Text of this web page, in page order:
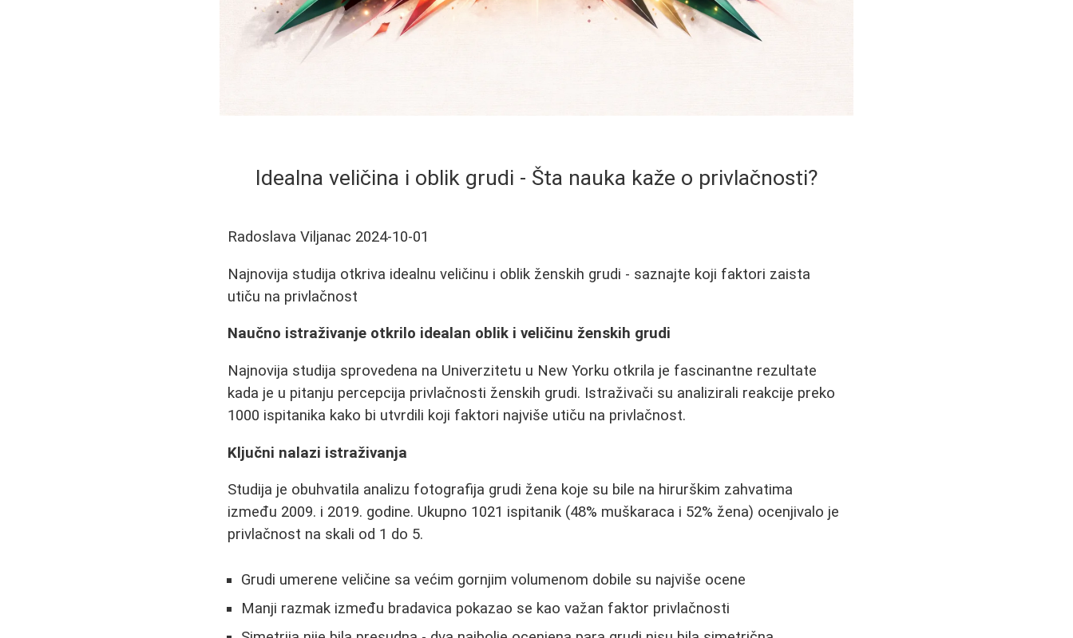
Idealna veličina i oblik grudi - Šta nauka kaže o privlačnosti?
Radoslava Viljanac 2024-10-01
Najnovija studija otkriva idealnu veličinu i oblik ženskih grudi - saznajte koji faktori zaista
utiču na privlačnost
Naučno istraživanje otkrilo idealan oblik i veličinu ženskih grudi
Najnovija studija sprovedena na Univerzitetu u New Yorku otkrila je fascinantne rezultate
kada je u pitanju percepcija privlačnosti ženskih grudi. Istraživači su analizirali reakcije preko
1000 ispitanika kako bi utvrdili koji faktori najviše utiču na privlačnost.
Ključni nalazi istraživanja
Studija je obuhvatila analizu fotografija grudi žena koje su bile na hirurškim zahvatima
između 2009. i 2019. godine. Ukupno 1021 ispitanik (48% muškaraca i 52% žena) ocenjivalo je
privlačnost na skali od 1 do 5.
Grudi umerene veličine sa većim gornjim volumenom dobile su najviše ocene
Manji razmak između bradavica pokazao se kao važan faktor privlačnosti